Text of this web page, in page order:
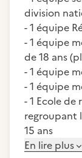
division
- 1 équipe
- 1 équipe
de 18 ans
- 1 équipe
- 1 équipe
- 1 Ecole
regroupant
15 ans
En lire plus